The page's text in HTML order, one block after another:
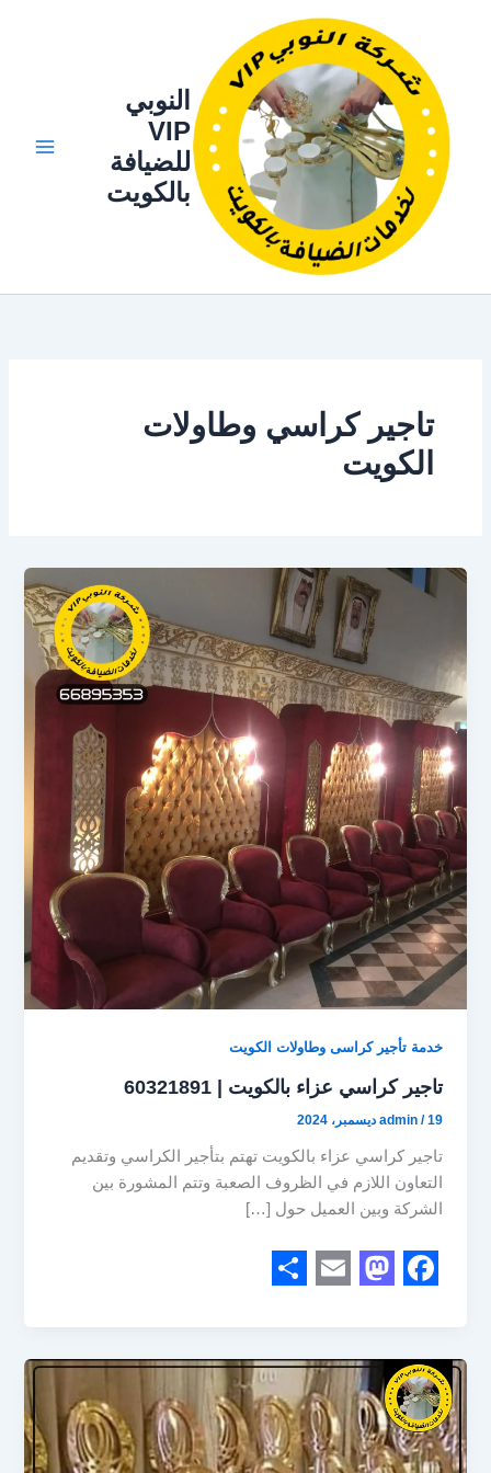
النوبي
VIP
للضيافة
بالكويت
تاجير كراسي وطاولات
الكويت
خدمة تأجير كراسى وطاولات الكويت
تاجير كراسي عزاء بالكويت | 60321891
admin /19 ديسمبر، 2024
تاجير كراسي عزاء بالكويت تهتم بتأجير الكراسي وتقديم
التعاون اللازم في الظروف الصعبة وتتم المشورة بين
الشركة وبين العميل حول […]
c
e
b
s
t
o
a
i
l
a
r
e